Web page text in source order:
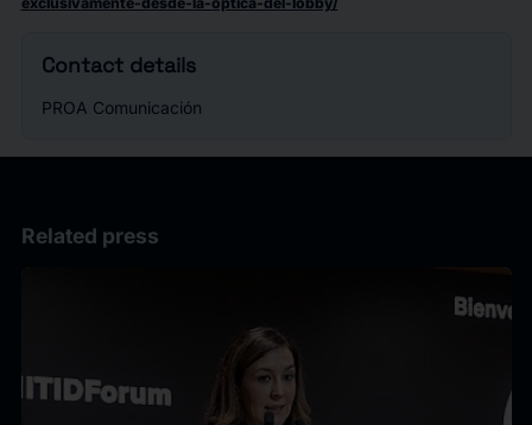
Contact details
PROA Comunicación
Related press